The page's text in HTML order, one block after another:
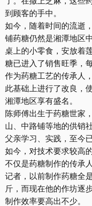
到顾客的手中。
如今，随着时间的流逝
铺药糖仍然是湘潭地区
桌上的小零食，安放着
糖已进入了销售旺季，
作为药糖工艺的传承人
此基础上进行了改良，
湘潭地区享有盛名。
陈师傅出生于药糖世家
山、中路铺等地的供销
父亲学习、实践，至今
如今，对技术要求较高
不仅是药糖制作的传承
记者，以前制作药糖全
斤，而现在他的作坊逐
制作效率要高出不少。